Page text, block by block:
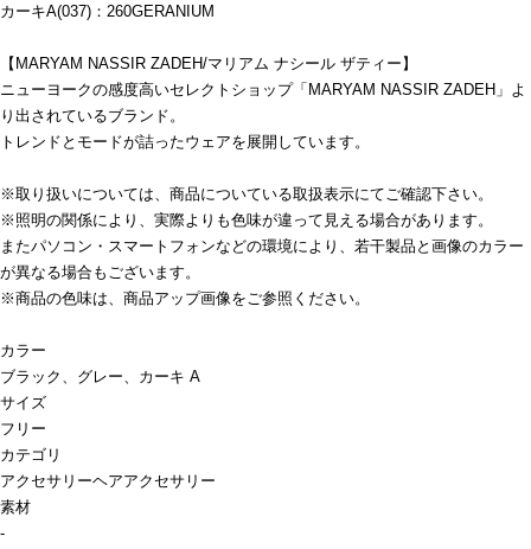
カーキA(037)：260GERANIUM
【MARYAM NASSIR ZADEH/マリアム ナシール ザティー】
ニューヨークの感度高いセレクトショップ「MARYAM NASSIR ZADEH」よ
り出されているブランド。
トレンドとモードが詰ったウェアを展開しています。
※取り扱いについては、商品についている取扱表示にてご確認下さい。
※照明の関係により、実際よりも色味が違って見える場合があります。
またパソコン・スマートフォンなどの環境により、若干製品と画像のカラー
が異なる場合もございます。
※商品の色味は、商品アップ画像をご参照ください。
カラー
ブラック、グレー、カーキ A
サイズ
フリー
カテゴリ
アクセサリーヘアアクセサリー
素材
-